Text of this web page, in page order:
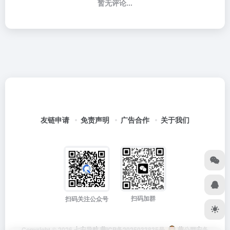
暂无评论...
友链申请 免责声明 广告合作 关于我们
扫码关注公众号 扫码加群